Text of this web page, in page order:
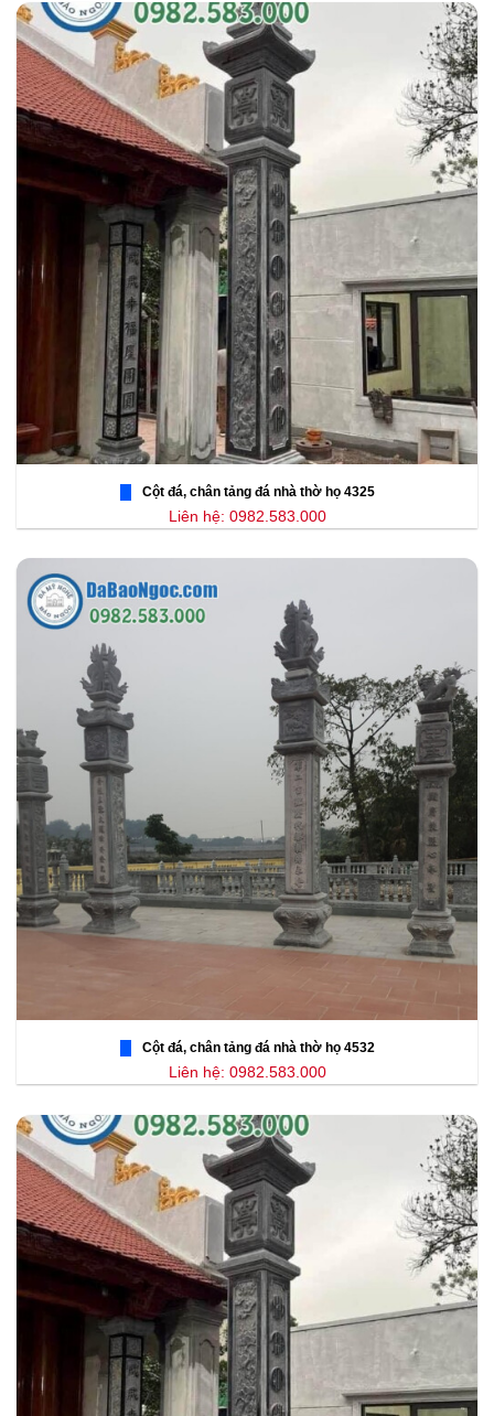
Cột đá, chân tảng đá nhà thờ họ 4325
Liên hệ: 0982.583.000
Cột đá, chân tảng đá nhà thờ họ 4532
Liên hệ: 0982.583.000